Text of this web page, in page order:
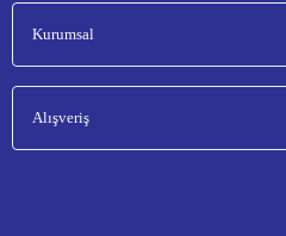
Kurumsal
Alışveriş